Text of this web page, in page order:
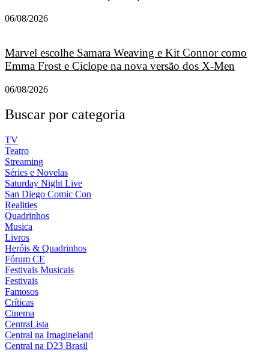
06/08/2026
Marvel escolhe Samara Weaving e Kit Connor como
Emma Frost e Ciclope na nova versão dos X-Men
06/08/2026
Buscar por categoria
TV
Teatro
Streaming
Séries e Novelas
Saturday Night Live
San Diego Comic Con
Realities
Quadrinhos
Musica
Livros
Heróis & Quadrinhos
Fórum CE
Festivais Musicais
Festivais
Famosos
Críticas
Cinema
CentraLista
Central na Imagineland
Central na D23 Brasil